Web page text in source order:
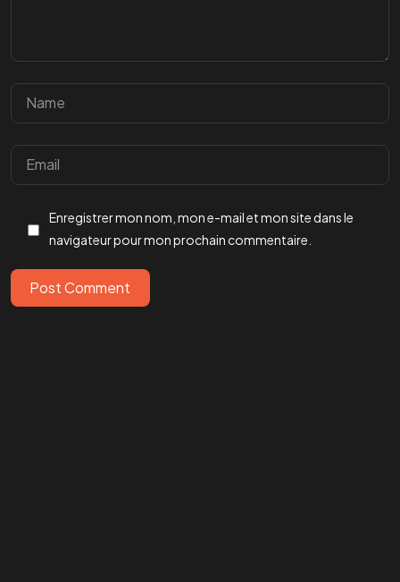
Enregistrer mon nom, mon e-mail et mon site dans le
navigateur pour mon prochain commentaire.
Post Comment